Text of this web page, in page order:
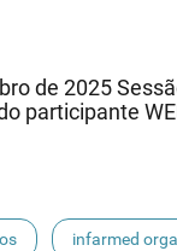
de 2025
participante
infarmed